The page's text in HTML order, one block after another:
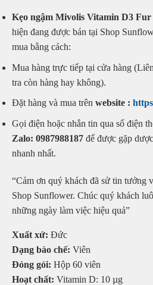
Kẹo ngậm Mivolis Vitamin D3
hiện đang được bán tại Shop
mua bằng cách:
Mua hàng trực tiếp tại cửa hàng
tra còn hàng hay không).
Đặt hàng và mua trên website :
Gọi điện hoặc nhắn tin qua số điện
Zalo: 0987988187 để được gặp
nhanh nhất.
“Cảm ơn quý khách đã sử tin tưởng
Shop Sunflower. Chúc quý khách
những ngày làm việc hiệu quả”
Xuất xứ: Đức
Dạng bào chế: Viên
Đóng gói: Hộp 60 viên
Hoạt chất: Vitamin D: 10 µg